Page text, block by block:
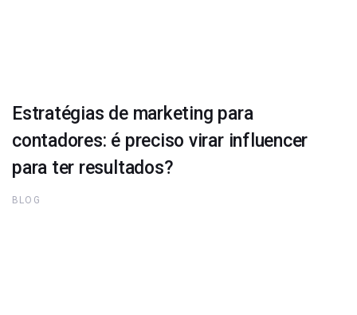
Estratégias de marketing para
contadores: é preciso virar influencer
para ter resultados?
BLOG